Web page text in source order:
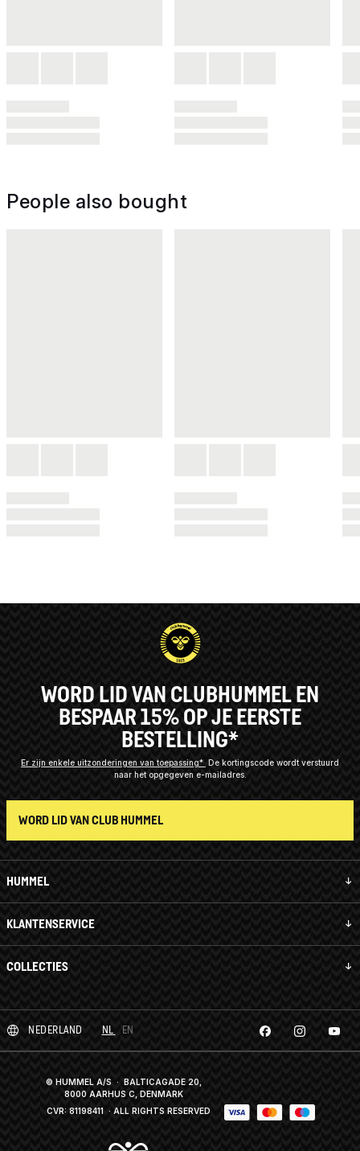
People also bought
HUMMEL
KLANTENSERVICE
COLLECTIES
WORD LID VAN CLUBHUMMEL EN
BESPAAR 15% OP JE EERSTE
BESTELLING*
Er zijn enkele uitzonderingen van toepassing* De kortingscode wordt verstuurd
naar het opgegeven e-mailadres.
WORD LID VAN CLUB HUMMEL
NEDERLAND NL EN
© HUMMEL A/S · BALTICAGADE 20,
8000 AARHUS C, DENMARK
CVR: 81198411 · ALL RIGHTS RESERVED